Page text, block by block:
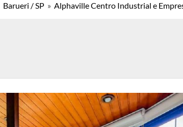
Barueri / SP » Alphaville Centro Industrial e